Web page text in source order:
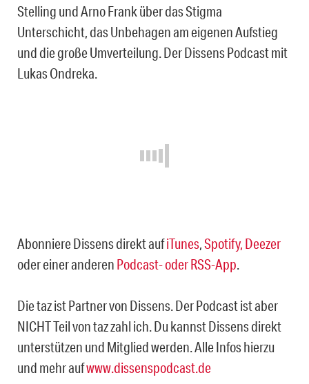
Stelling und Arno Frank über das Stigma
Unterschicht, das Unbehagen am eigenen Aufstieg
und die große Umverteilung. Der Dissens Podcast mit
Lukas Ondreka.
Abonniere Dissens direkt aufiTunes,Spotify, Deezer
oder einer anderen Podcast- oder RSS-App.
Die taz ist Partner von Dissens. Der Podcast ist aber
NICHT Teil von taz zahl ich. Du kannst Dissens direkt
unterstützen und Mitglied werden. Alle Infos hierzu
und mehr aufwww.dissenspodcast.de